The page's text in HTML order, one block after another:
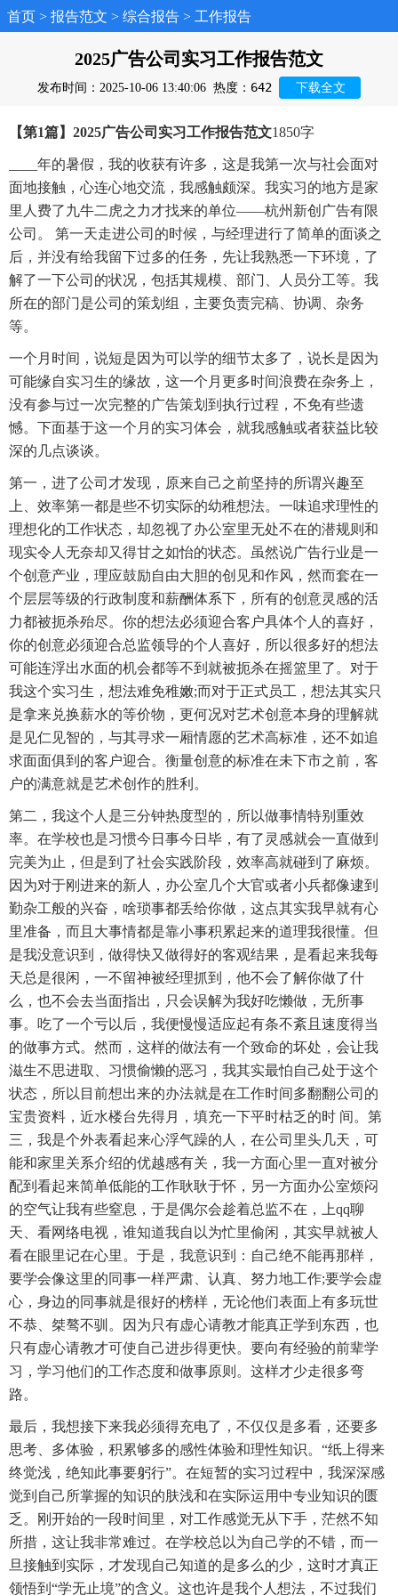
首页 > 报告范文 > 综合报告 > 工作报告
2025广告公司实习工作报告范文
发布时间：2025-10-06 13:40:06 热度： 642 下载全文
【第1篇】2025广告公司实习工作报告范文1850字
____年的暑假，我的收获有许多，这是我第一次与社会面对
面地接触，心连心地交流，我感触颇深。我实习的地方是家
里人费了九牛二虎之力才找来的单位——杭州新创广告有限
公司。 第一天走进公司的时候，与经理进行了简单的面谈之
后，并没有给我留下过多的任务，先让我熟悉一下环境，了
解了一下公司的状况，包括其规模、部门、人员分工等。我
所在的部门是公司的策划组，主要负责完稿、协调、杂务
等。
一个月时间，说短是因为可以学的细节太多了，说长是因为
可能缘自实习生的缘故，这一个月更多时间浪费在杂务上，
没有参与过一次完整的广告策划到执行过程，不免有些遗
憾。下面基于这一个月的实习体会，就我感触或者获益比较
深的几点谈谈。
第一，进了公司才发现，原来自己之前坚持的所谓兴趣至
上、效率第一都是些不切实际的幼稚想法。一味追求理性的
理想化的工作状态，却忽视了办公室里无处不在的潜规则和
现实令人无奈却又得甘之如怡的状态。虽然说广告行业是一
个创意产业，理应鼓励自由大胆的创见和作风，然而套在一
个层层等级的行政制度和薪酬体系下，所有的创意灵感的活
力都被扼杀殆尽。你的想法必须迎合客户具体个人的喜好，
你的创意必须迎合总监领导的个人喜好，所以很多好的想法
可能连浮出水面的机会都等不到就被扼杀在摇篮里了。对于
我这个实习生，想法难免稚嫩;而对于正式员工，想法其实只
是拿来兑换薪水的等价物，更何况对艺术创意本身的理解就
是见仁见智的，与其寻求一厢情愿的艺术高标准，还不如追
求面面俱到的客户迎合。衡量创意的标准在未下市之前，客
户的满意就是艺术创作的胜利。
第二，我这个人是三分钟热度型的，所以做事情特别重效
率。在学校也是习惯今日事今日毕，有了灵感就会一直做到
完美为止，但是到了社会实践阶段，效率高就碰到了麻烦。
因为对于刚进来的新人，办公室几个大官或者小兵都像逮到
勤杂工般的兴奋，啥琐事都丢给你做，这点其实我早就有心
里准备，而且大事情都是靠小事积累起来的道理我很懂。但
是我没意识到，做得快又做得好的客观结果，是看起来我每
天总是很闲，一不留神被经理抓到，他不会了解你做了什
么，也不会去当面指出，只会误解为我好吃懒做，无所事
事。吃了一个亏以后，我便慢慢适应起有条不紊且速度得当
的做事方式。然而，这样的做法有一个致命的坏处，会让我
滋生不思进取、习惯偷懒的恶习，我其实最怕自己处于这个
状态，所以目前想出来的办法就是在工作时间多翻翻公司的
宝贵资料，近水楼台先得月，填充一下平时枯乏的时 间。第
三，我是个外表看起来心浮气躁的人，在公司里头几天，可
能和家里关系介绍的优越感有关，我一方面心里一直对被分
配到看起来简单低能的工作耿耿于怀，另一方面办公室烦闷
的空气让我有些窒息，于是偶尔会趁着总监不在，上qq聊
天、看网络电视，谁知道我自以为忙里偷闲，其实早就被人
看在眼里记在心里。于是，我意识到：自己绝不能再那样，
要学会像这里的同事一样严肃、认真、努力地工作;要学会虚
心，身边的同事就是很好的榜样，无论他们表面上有多玩世
不恭、桀骜不驯。因为只有虚心请教才能真正学到东西，也
只有虚心请教才可使自己进步得更快。要向有经验的前辈学
习，学习他们的工作态度和做事原则。这样才少走很多弯
路。
最后，我想接下来我必须得充电了，不仅仅是多看，还要多
思考、多体验，积累够多的感性体验和理性知识。“纸上得来
终觉浅，绝知此事要躬行”。在短暂的实习过程中，我深深感
觉到自己所掌握的知识的肤浅和在实际运用中专业知识的匮
乏。刚开始的一段时间里，对工作感觉无从下手，茫然不知
所措，这让我非常难过。在学校总以为自己学的不错，而一
旦接触到实际，才发现自己知道的是多么的少，这时才真正
领悟到“学无止境”的含义。这也许是我个人想法，不过我们